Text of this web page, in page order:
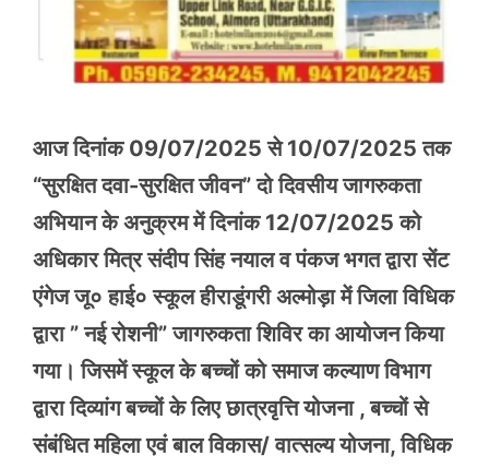
आज दिनांक 09/07/2025 से 10/07/2025 तक
“सुरक्षित दवा-सुरक्षित जीवन” दो दिवसीय जागरुकता
अभियान के अनुक्रम में दिनांक 12/07/2025 को
अधिकार मित्र संदीप सिंह नयाल व पंकज भगत द्वारा सेंट
एंगेज जू० हाई० स्कूल हीराडूंगरी अल्मोड़ा में जिला विधिक
द्वारा ” नई रोशनी” जागरुकता शिविर का आयोजन किया
गया। जिसमें स्कूल के बच्चों को समाज कल्याण विभाग
द्वारा दिव्यांग बच्चों के लिए छात्रवृत्ति योजना , बच्चों से
संबंधित महिला एवं बाल विकास/ वात्सल्य योजना, विधिक